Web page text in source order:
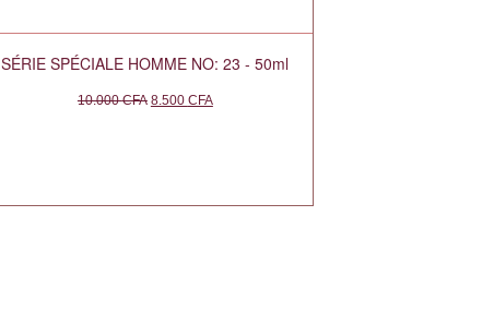
SÉRIE SPÉCIALE HOMME NO: 23 - 50ml
10.000CFA 8.500 CFA